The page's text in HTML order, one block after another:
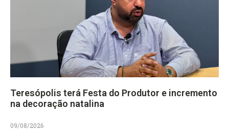
Teresópolis terá Festa do Produtor e incremento
na decoração natalina
09/08/2026